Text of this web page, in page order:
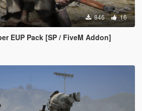
846 16
EUP Pack [SP / FiveM Addon]